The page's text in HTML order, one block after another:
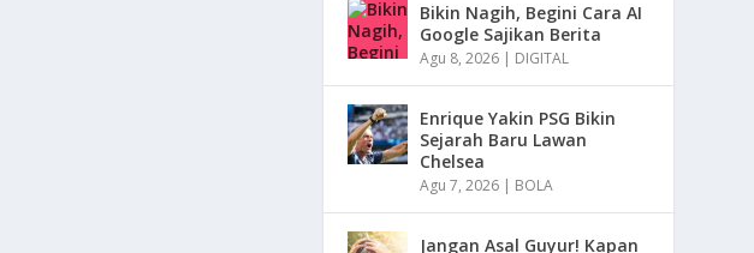
Bikin Nagih, Begini Cara AI
Google Sajikan Berita
Agu 8, 2026 | DIGITAL
Enrique Yakin PSG Bikin
Sejarah Baru Lawan
Chelsea
Agu 7, 2026 | BOLA
Jangan Asal Guyur! Kapan